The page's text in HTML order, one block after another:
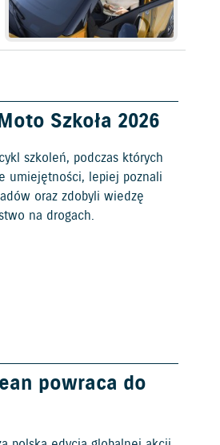
Szkoła 2026
szkoleń, podczas których
umiejętności, lepiej poznali
oraz zdobyli wiedzę
na drogach.
powraca do